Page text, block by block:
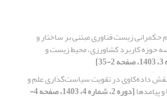
حکمرانی زیست فناوری مبتنی بر ساختار و
حوزه کاربرد کشاورزی، محیط زیست و
داده‌کاوی در تقویت سیاست‌گذاری علم و
پیامدها [دوره 2، شماره 4، 1403، صفحه 4-